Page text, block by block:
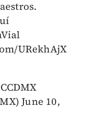
URekhAjX
June 10,